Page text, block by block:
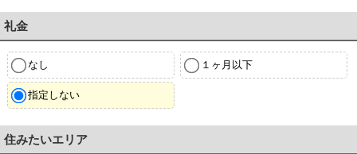
礼金
なし １ヶ月以下
指定しない
住みたいエリア